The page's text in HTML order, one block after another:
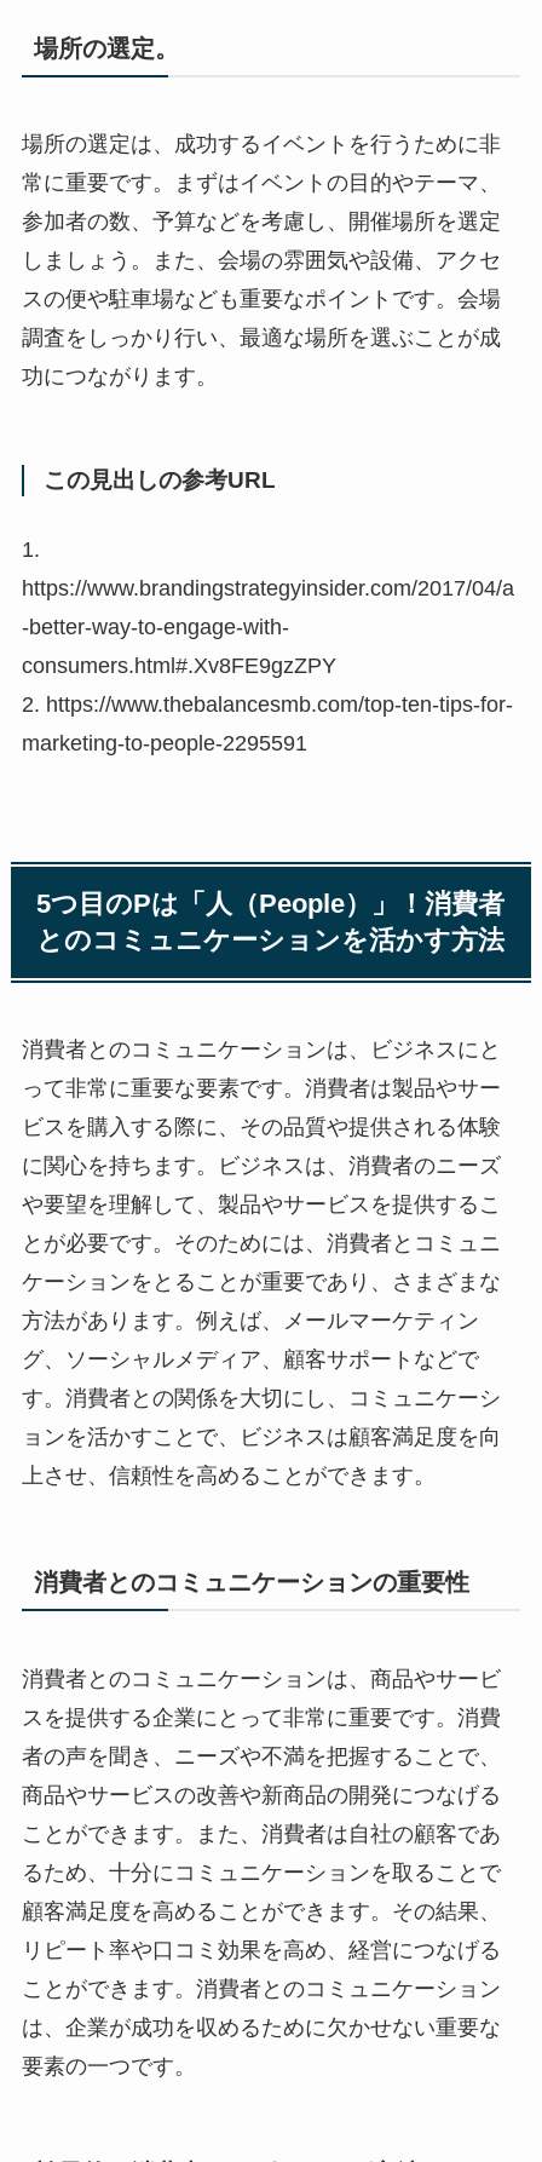
場所の選定。
場所の選定は、成功するイベントを行うために非
常に重要です。まずはイベントの目的やテーマ、
参加者の数、予算などを考慮し、開催場所を選定
しましょう。また、会場の雰囲気や設備、アクセ
スの便や駐車場なども重要なポイントです。会場
調査をしっかり行い、最適な場所を選ぶことが成
功につながります。
この見出しの参考URL
1.
https://www.brandingstrategyinsider.com/2017/04/a
-better-way-to-engage-with-
consumers.html#.Xv8FE9gzZPY
2. https://www.thebalancesmb.com/top-ten-tips-for-
marketing-to-people-2295591
5つ目のPは「人（People）」！消費者
とのコミュニケーションを活かす方法
消費者とのコミュニケーションは、ビジネスにと
って非常に重要な要素です。消費者は製品やサー
ビスを購入する際に、その品質や提供される体験
に関心を持ちます。ビジネスは、消費者のニーズ
や要望を理解して、製品やサービスを提供するこ
とが必要です。そのためには、消費者とコミュニ
ケーションをとることが重要であり、さまざまな
方法があります。例えば、メールマーケティン
グ、ソーシャルメディア、顧客サポートなどで
す。消費者との関係を大切にし、コミュニケーシ
ョンを活かすことで、ビジネスは顧客満足度を向
上させ、信頼性を高めることができます。
消費者とのコミュニケーションの重要性
消費者とのコミュニケーションは、商品やサービ
スを提供する企業にとって非常に重要です。消費
者の声を聞き、ニーズや不満を把握することで、
商品やサービスの改善や新商品の開発につなげる
ことができます。また、消費者は自社の顧客であ
るため、十分にコミュニケーションを取ることで
顧客満足度を高めることができます。その結果、
リピート率や口コミ効果を高め、経営につなげる
ことができます。消費者とのコミュニケーション
は、企業が成功を収めるために欠かせない重要な
要素の一つです。